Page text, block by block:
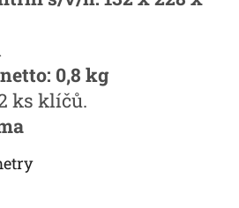
0,8 kg
ks klíčů.